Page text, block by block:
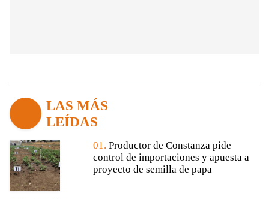
LAS MÁS
LEÍDAS
01. Productor de Constanza pide
control de importaciones y apuesta a
proyecto de semilla de papa